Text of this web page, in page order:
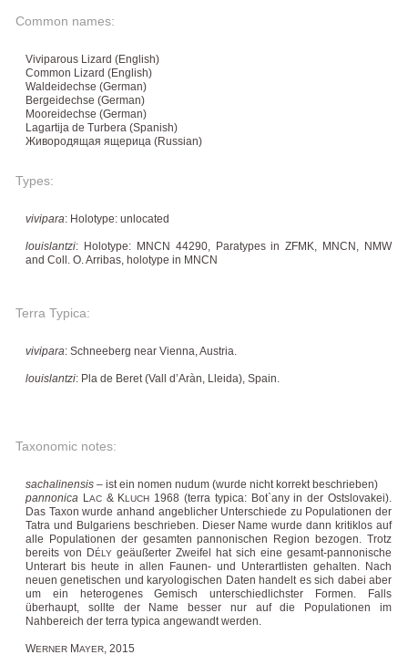
Common names:
Viviparous Lizard (English)
Common Lizard (English)
Waldeidechse (German)
Bergeidechse (German)
Mooreidechse (German)
Lagartija de Turbera (Spanish)
Живородящая ящерица (Russian)
Types:
vivipara: Holotype: unlocated
louislantzi: Holotype: MNCN 44290, Paratypes in ZFMK, MNCN, NMW
and Coll. O. Arribas, holotype in MNCN
Terra Typica:
vivipara: Schneeberg near Vienna, Austria.
louislantzi: Pla de Beret (Vall d’Aràn, Lleida), Spain.
Taxonomic notes:
sachalinensis – ist ein nomen nudum (wurde nicht korrekt beschrieben)
pannonica LAC& KLUCH 1968 (terra typica: Bot`any in der Ostslovakei).
Das Taxon wurde anhand angeblicher Unterschiede zu Populationen der
Tatra und Bulgariens beschrieben. Dieser Name wurde dann kritiklos auf
alle Populationen der gesamten pannonischen Region bezogen. Trotz
bereits von DÉLY geäußerter Zweifel hat sich eine gesamt-pannonische
Unterart bis heute in allen Faunen- und Unterartlisten gehalten. Nach
neuen genetischen und karyologischen Daten handelt es sich dabei aber
um ein heterogenes Gemisch unterschiedlichster Formen. Falls
überhaupt, sollte der Name besser nur auf die Populationen im
Nahbereich der terra typica angewandt werden.
WERNER MAYER, 2015